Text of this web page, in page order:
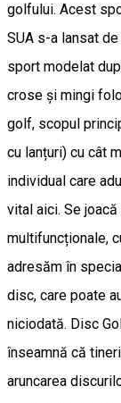
golfului. Acest
SUA s-a lansat
sport modelat
crose și mingi
golf, scopul
cu lanțuri) cu cât
individual care
vital aici. Se
multifuncționale,
adresăm în
disc, care poate
niciodată. Disc
înseamnă că
aruncarea